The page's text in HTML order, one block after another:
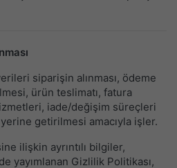
siparişin alınması, ödeme
ürün teslimatı, fatura
iade/değişim süreçleri
getirilmesi amacıyla işler.
ilişkin ayrıntılı bilgiler,
yayımlanan Gizlilik Politikası,